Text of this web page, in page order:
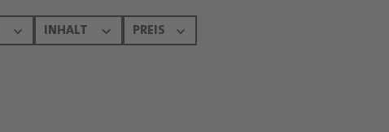
INHALT PREIS